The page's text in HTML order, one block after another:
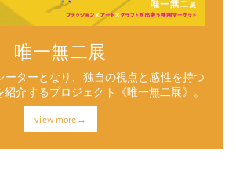
唯一無二展
ーターとなり、独自の視点と感性を持つ
介するプロジェクト《唯一無二展》。
view more→